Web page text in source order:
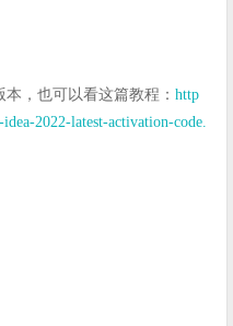
，也可以看这篇教程： http
2022-latest-activation-code.